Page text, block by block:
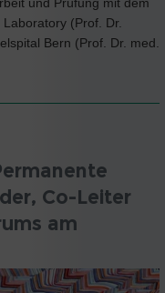
(Prof. Dr.
Bern (Prof. Dr. med.
Co-Leiter
am